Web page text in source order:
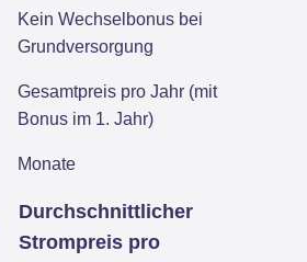
Kein Wechselbonus bei
Grundversorgung
Gesamtpreis pro Jahr (mit
Bonus im 1. Jahr)
Monate
Durchschnittlicher
Strompreis pro